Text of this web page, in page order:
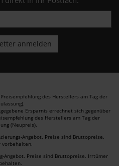
des Herstellers am Tag der
Ersparnis errechnet sich gegenüber
des Herstellers am Tag der
(Neupreis).
Angebot. Preise sind Bruttopreise.
vorbehalten.
Angebot. Preise sind Bruttopreise. Irrtümer